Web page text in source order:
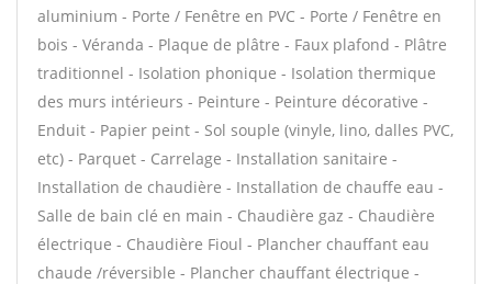
aluminium - Porte / Fenêtre en PVC - Porte / Fenêtre en
bois - Véranda - Plaque de plâtre - Faux plafond - Plâtre
traditionnel - Isolation phonique - Isolation thermique
des murs intérieurs - Peinture - Peinture décorative -
Enduit - Papier peint - Sol souple (vinyle, lino, dalles PVC,
etc) - Parquet - Carrelage - Installation sanitaire -
Installation de chaudière - Installation de chauffe eau -
Salle de bain clé en main - Chaudière gaz - Chaudière
électrique - Chaudière Fioul - Plancher chauffant eau
chaude /réversible - Plancher chauffant électrique -